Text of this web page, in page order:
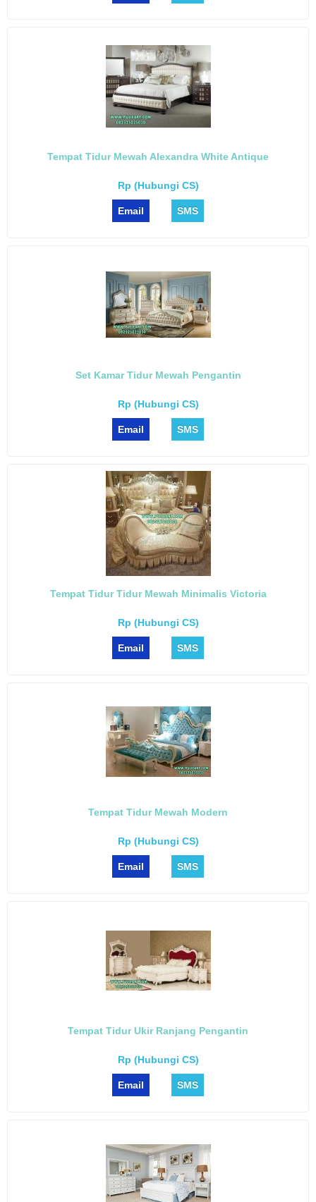
Tempat Tidur Mewah Alexandra White Antique
Rp (Hubungi CS)
Email SMS
Set Kamar Tidur Mewah Pengantin
Rp (Hubungi CS)
Email SMS
Tempat Tidur Tidur Mewah Minimalis Victoria
Rp (Hubungi CS)
Email SMS
Tempat Tidur Mewah Modern
Rp (Hubungi CS)
Email SMS
Tempat Tidur Ukir Ranjang Pengantin
Rp (Hubungi CS)
Email SMS